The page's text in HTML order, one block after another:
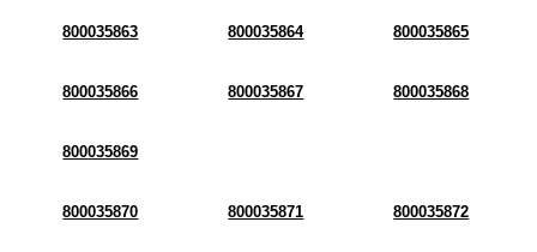
800035863 800035864 800035865
800035866 800035867 800035868
800035869
800035870 800035871 800035872